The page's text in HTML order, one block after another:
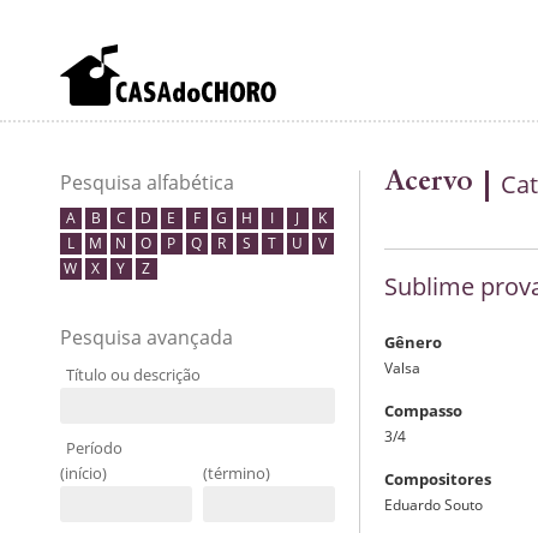
Pesquisa alfabética
A B C D E F G H I J
K
L
M N O P Q R S T U
V
W
X Y Z
Pesquisa avançada
Título ou descrição
Período
(início)
(término)
Acervo
Sublime
Gênero
Valsa
Compasso
3/4
Compositores
Eduardo Souto